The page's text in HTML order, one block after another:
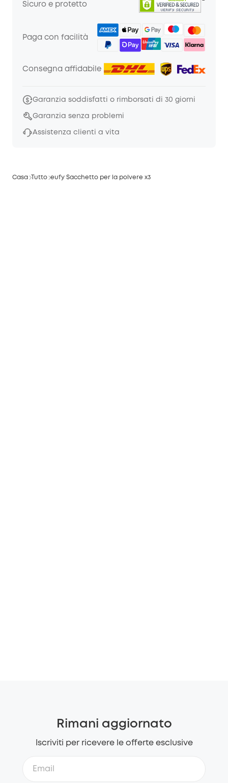
Sicuro e protetto
Paga con facilità
Consegna affidabile
Garanzia soddisfatti o rimborsati di 30 giorni
Garanzia senza problemi
Assistenza clienti a vita
Casa Tutto eufy Sacchetto per la polvere x3
Rimani aggiornato
Iscriviti per ricevere le offerte esclusive